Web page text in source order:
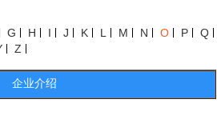
G H I J K L M N O P
Q
Z
企业介绍